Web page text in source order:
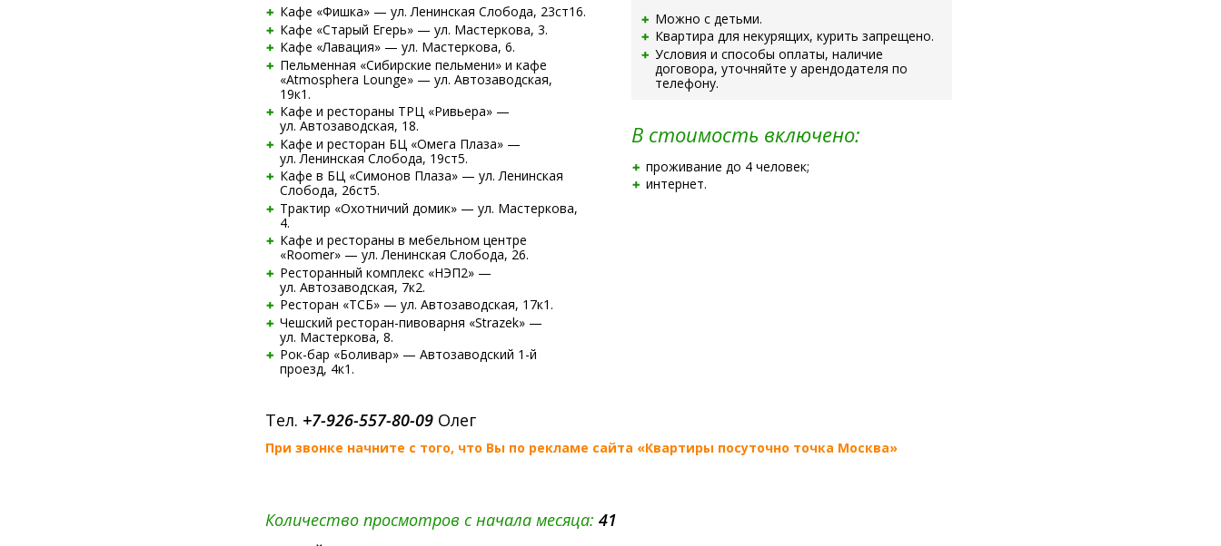
Кафе «Фишка» — ул. Ленинская Слобода, 23ст16.
Кафе «Старый Егерь» — ул. Мастеркова, 3.
Кафе «Лавация» — ул. Мастеркова, 6.
Пельменная «Сибирские пельмени» и кафе
«Atmosphera Lounge» — ул. Автозаводская,
19к1.
Кафе и рестораны ТРЦ «Ривьера» —
ул. Автозаводская, 18.
Кафе и ресторан БЦ «Омега Плаза» —
ул. Ленинская Слобода, 19ст5.
Кафе в БЦ «Симонов Плаза» — ул. Ленинская
Слобода, 26ст5.
Трактир «Охотничий домик» — ул. Мастеркова,
4.
Кафе и рестораны в мебельном центре
«Roomer» — ул. Ленинская Слобода, 26.
Ресторанный комплекс «НЭП2» —
ул. Автозаводская, 7к2.
Ресторан «ТСБ» — ул. Автозаводская, 17к1.
Чешский ресторан-пивоварня «Strazek» —
ул. Мастеркова, 8.
Рок-бар «Боливар» — Автозаводский 1-й
проезд, 4к1.
Можно с детьми.
Квартира для некурящих, курить запрещено.
Условия и способы оплаты, наличие
договора, уточняйте у арендодателя по
телефону.
В стоимость включено:
проживание до 4 человек;
интернет.
Тел. +7-926-557-80-09Олег
При звонке начните с того, что Вы по рекламе сайта «Квартиры посуточно точка Москва»
Количество просмотров с начала месяца: 41